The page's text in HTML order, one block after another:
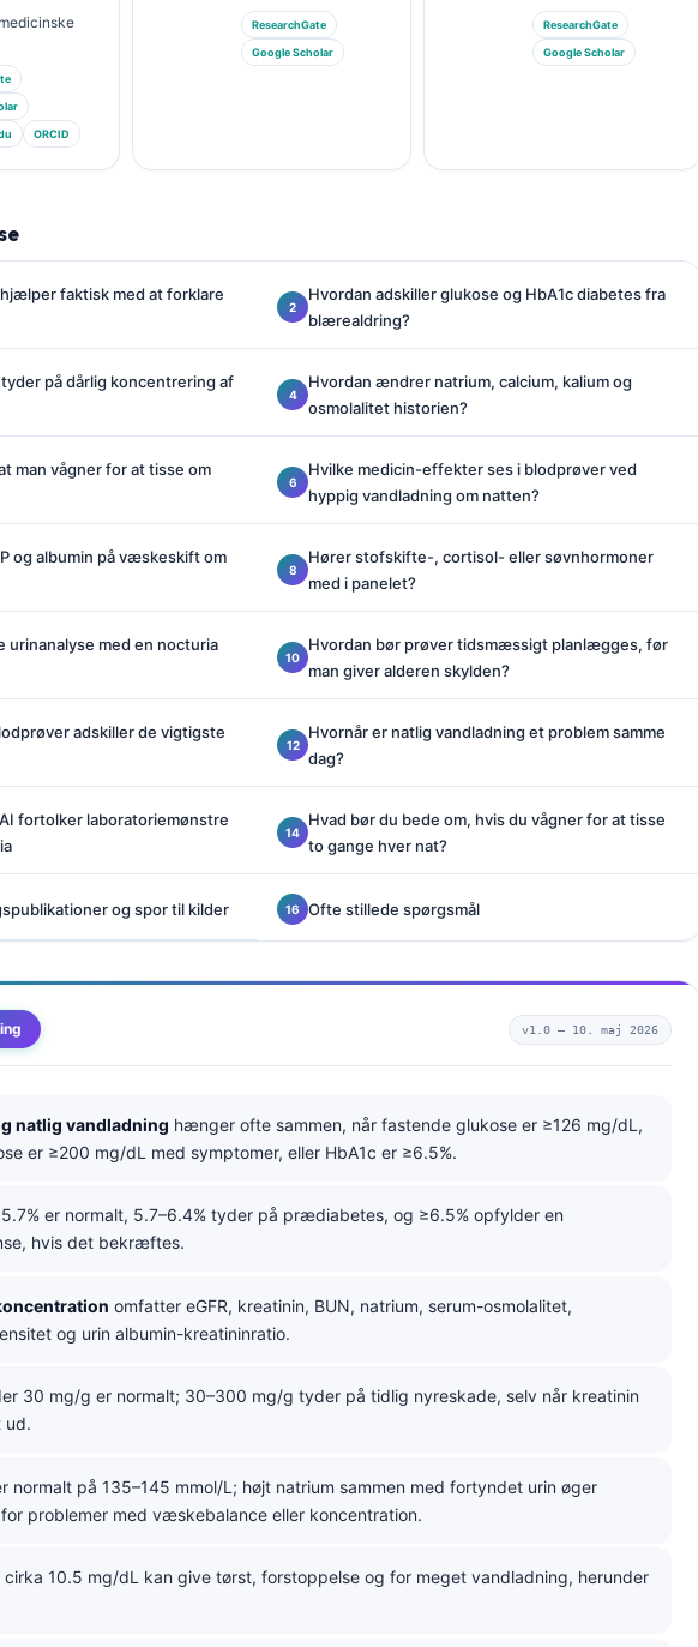
ORCID
ResearchGate
Google Scholar
ResearchGate
Google Scholar
faktisk med at forklare
Hvordan adskiller glukose og HbA1c diabetes fra
blærealdring?
på dårlig koncentrering af
Hvordan ændrer natrium, calcium, kalium og
osmolalitet historien?
man vågner for at tisse om
Hvilke medicin-effekter ses i blodprøver ved
hyppig vandladning om natten?
og albumin på væskeskift om
Hører stofskifte-, cortisol- eller søvnhormoner
med i panelet?
urinanalyse med en nocturia
Hvordan bør prøver tidsmæssigt planlægges, før
man giver alderen skylden?
adskiller de vigtigste
Hvornår er natlig vandladning et problem samme
dag?
fortolker laboratoriemønstre
Hvad bør du bede om, hvis du vågner for at tisse
to gange hver nat?
og spor til kilder Ofte stillede spørgsmål
v1.0 — 10. maj 2026
natlig vandladning hænger ofte sammen, når fastende glukose er ≥126 mg/dL,
er ≥200 mg/dL med symptomer, eller HbA1c er ≥6.5%.
er normalt, 5.7–6.4% tyder på prædiabetes, og ≥6.5% opfylder en
hvis det bekræftes.
omfatter eGFR, kreatinin, BUN, natrium, serum-osmolalitet,
og urin albumin-kreatininratio.
30 mg/g er normalt; 30–300 mg/g tyder på tidlig nyreskade, selv når kreatinin
ud.
normalt på 135–145 mmol/L; højt natrium sammen med fortyndet urin øger
problemer med væskebalance eller koncentration.
cirka 10.5 mg/dL kan give tørst, forstoppelse og for meget vandladning, herunder